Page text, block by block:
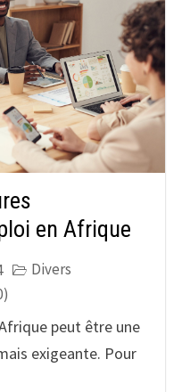
en Afrique
Divers
peut être une
exigeante. Pour